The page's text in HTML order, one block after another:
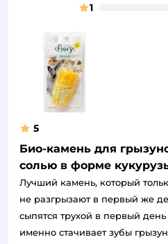
1
5
Био-камень для
солью в форме
Лучший камень, который
не разгрызают в первый же
сыпятся трухой в первый день
именно стачивает зубы